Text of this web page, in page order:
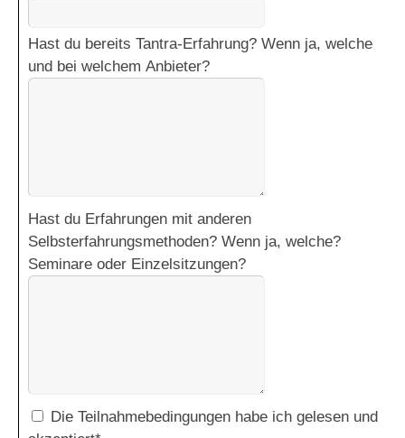
Hast du bereits Tantra-Erfahrung? Wenn ja, welche
und bei welchem Anbieter?
Hast du Erfahrungen mit anderen
Selbsterfahrungsmethoden? Wenn ja, welche?
Seminare oder Einzelsitzungen?
Die Teilnahmebedingungen habe ich gelesen und